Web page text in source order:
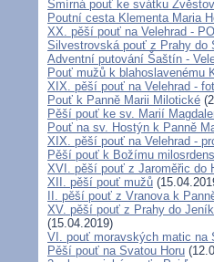
Smírná pouť ke svátku
Poutní cesta Klementa Maria
XX. pěší pouť na Velehrad -
Silvestrovská pouť z Prahy do
Adventní putování Šaštín -
Pouť mužů k blahoslavenému
XIX. pěší pouť na Velehrad -
Pouť k Panně Marii Milotické
Pěší pouť ke sv. Marií
Pouť na sv. Hostýn k Panně
XIX. pěší pouť na Velehrad -
Pěší pouť k Božímu
XVI. pěší pouť z Jaroměřic do
XII. pěší pouť mužů
II. pěší pouť z Vranova k
XV. pěší pouť z Prahy do
(15.04.2019)
VI. pouť moravských matic na
Pěší pouť na Svatou Horu